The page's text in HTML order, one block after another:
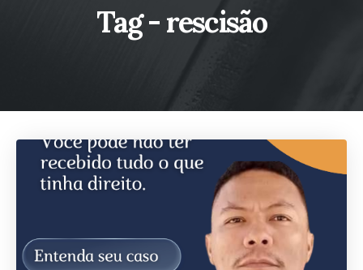
Tag - rescisão